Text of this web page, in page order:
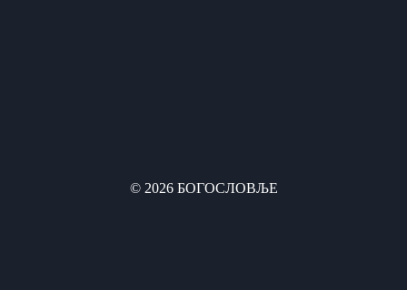
© 2026 БОГОСЛОВЉЕ